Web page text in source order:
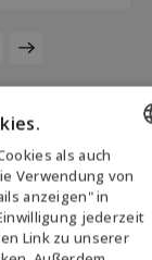
ENGLISH
DANISH
GERMAN
als auch
Verwendung von
anzeigen" in
jederzeit
Link zu unserer